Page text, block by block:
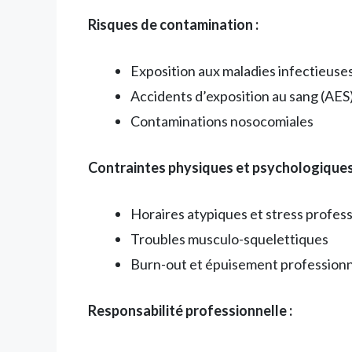
Risques de contamination :
Exposition aux maladies
Accidents d’exposition au sang
Contaminations nosocomiales
Contraintes physiques et
Horaires atypiques et stress
Troubles musculo-squelettiques
Burn-out et épuisement
Responsabilité professionnelle :